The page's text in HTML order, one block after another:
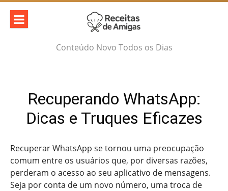
Skip
content
Conteúdo Novo Todos os Dias
Recuperando WhatsApp:
Dicas e Truques Eficazes
Recuperar WhatsApp se tornou uma preocupação
comum entre os usuários que, por diversas razões,
perderam o acesso ao seu aplicativo de mensagens.
Seja por conta de um novo número, uma troca de